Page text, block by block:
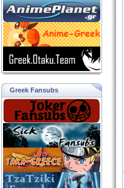
Greek Fansubs